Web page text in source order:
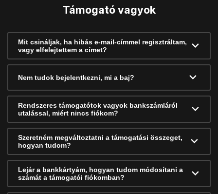
Támogató vagyok
Mit csináljak, ha hibás e-mail-címmel regisztráltam,
vagy elfelejtettem a címet?
Nem tudok bejelentkezni, mi a baj?
Rendszeres támogatótok vagyok bankszámláról
utalással, miért nincs fiókom?
Szeretném megváltoztatni a támogatási összeget,
hogyan tudom?
Lejár a bankkártyám, hogyan tudom módosítani a
számát a támogatói fiókomban?